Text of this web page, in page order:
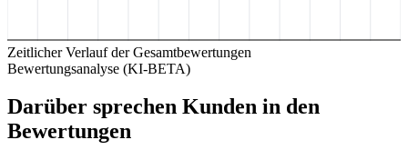
Zeitlicher Verlauf der Gesamtbewertungen
Bewertungsanalyse (KI-BETA)
Darüber sprechen Kunden in den
Bewertungen